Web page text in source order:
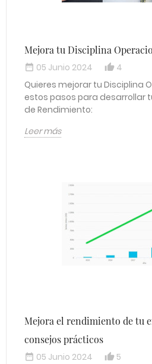
Mejora tu Disciplina
date_range 05 Junio 2024 thumb_up_alt
4
Quieres mejorar tu Disciplina
estos pasos para desarrollar
de Rendimiento:
Leer más
Mejora el rendimiento de tu
consejos prácticos
date_range 05 Junio 2024 thumb_up_alt
5